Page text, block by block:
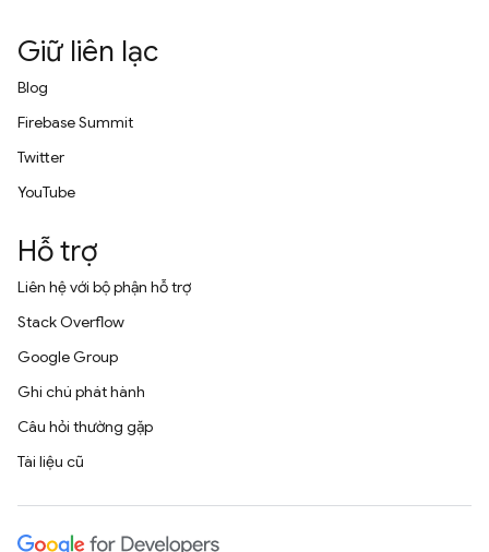
Giữ liên lạc
Blog
Firebase Summit
Twitter
YouTube
Hỗ trợ
Liên hệ với bộ phận hỗ trợ
Stack Overflow
Google Group
Ghi chú phát hành
Câu hỏi thường gặp
Tài liệu cũ